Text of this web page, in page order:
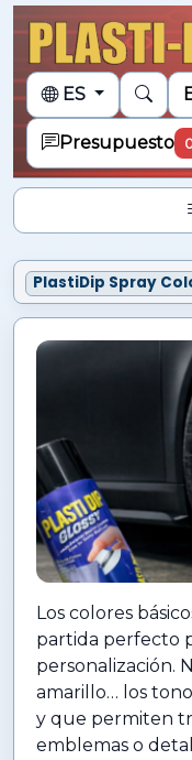
ES
Presupuesto
PlastiDip Spray
Los colores
partida perfecto
personalización.
amarillo… los
y que permiten
emblemas o